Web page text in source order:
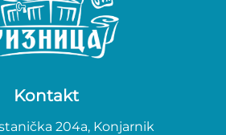
Kontakt
204a, Konjarnik